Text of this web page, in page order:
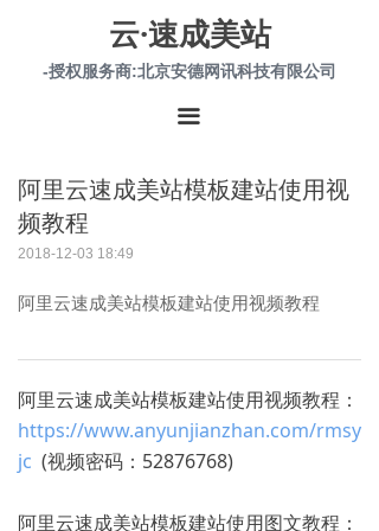
云·速成美站
-授权服务商:北京安德网讯科技有限公司
끀
阿里云速成美站模板建站使用视
频教程
2018-12-03 18:49
阿里云速成美站模板建站使用视频教程
阿里云速成美站模板建站使用视频教程：
https://www.anyunjianzhan.com/rmsy
jc (视频密码：52876768)
阿里云速成美站模板建站使用图文教程：